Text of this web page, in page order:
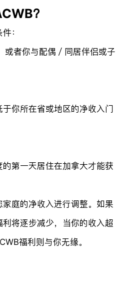
？
：
或者你与配偶／同居伴侣或子
你所在省或地区的净收入门
第一天居住在加拿大才能获
庭的净收入进行调整。如果
将逐步减少，当你的收入超
福利则与你无缘。